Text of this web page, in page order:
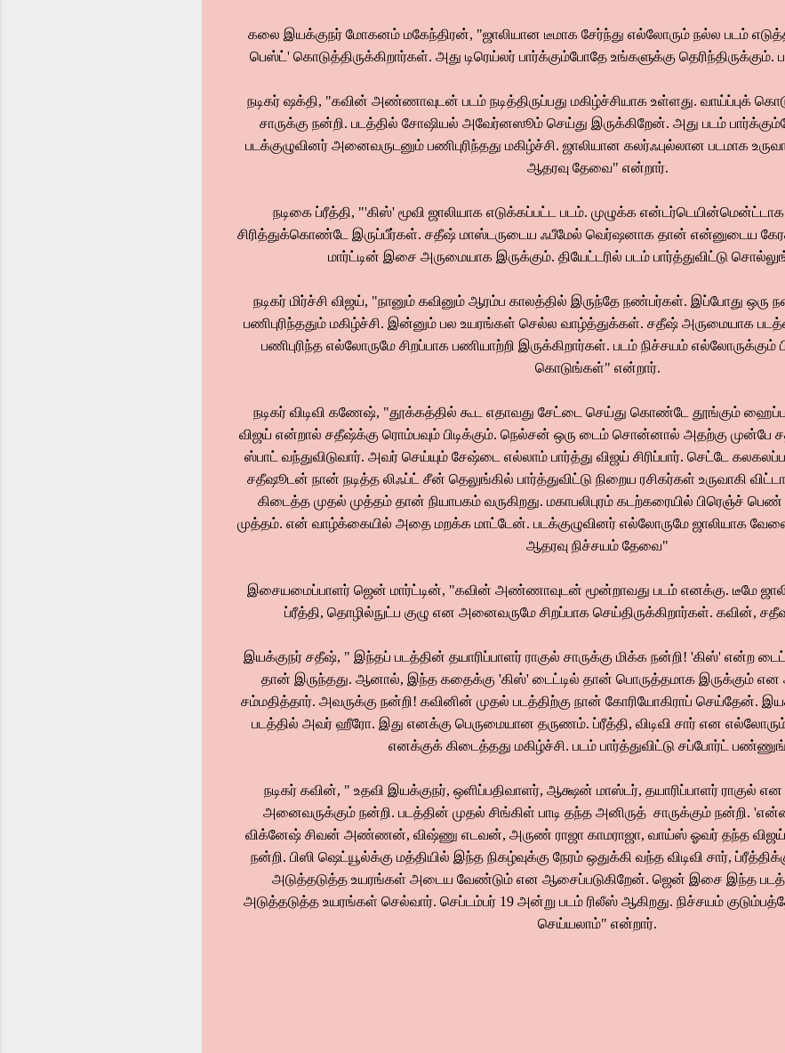
கலை இயக்குநர் மோகனம் மகேந்திரன், "ஜாலியான டீமாக சேர்ந்து எல்லோரும் நல்ல படம்
பெஸ்ட்' கொடுத்திருக்கிறார்கள். அது டிரெய்லர் பார்க்கும்போதே உங்களுக்கு தெரிந்திருக்கும்.
நடிகர் ஷக்தி, "கவின் அண்ணாவுடன் படம் நடித்திருப்பது மகிழ்ச்சியாக உள்ளது.
சாருக்கு நன்றி. படத்தில் சோஷியல் அவேர்னஸூம் செய்து இருக்கிறேன். அது படம்
படக்குழுவினர் அனைவருடனும் பணிபுரிந்தது மகிழ்ச்சி. ஜாலியான கலர்ஃபுல்லான படமாக
ஆதரவு தேவை" என்றார்.
நடிகை ப்ரீத்தி, "'கிஸ்' மூவி ஜாலியாக எடுக்கப்பட்ட படம். முழுக்க
சிரித்துக்கொண்டே இருப்பீர்கள். சதீஷ் மாஸ்டருடைய ஃபீமேல் வெர்ஷனாக தான் என்னுடைய
மார்ட்டின் இசை அருமையாக இருக்கும். தியேட்டரில் படம் பார்த்துவிட்டு
நடிகர் மிர்ச்சி விஜய், "நானும் கவினும் ஆரம்ப காலத்தில் இருந்தே நண்பர்கள். இப்போது
பணிபுரிந்ததும் மகிழ்ச்சி. இன்னும் பல உயரங்கள் செல்ல வாழ்த்துக்கள். சதீஷ் அருமையாக
பணிபுரிந்த எல்லோருமே சிறப்பாக பணியாற்றி இருக்கிறார்கள். படம் நிச்சயம்
கொடுங்கள்" என்றார்.
நடிகர் விடிவி கணேஷ், "தூக்கத்தில் கூட எதாவது சேட்டை செய்து கொண்டே தூங்கும்
விஜய் என்றால் சதீஷ்க்கு ரொம்பவும் பிடிக்கும். நெல்சன் ஒரு டைம் சொன்னால் அதற்கு முன்பே
ஸ்பாட் வந்துவிடுவார். அவர் செய்யும் சேஷ்டை எல்லாம் பார்த்து விஜய் சிரிப்பார். செட்டே
சதீஷூடன் நான் நடித்த லிஃப்ட் சீன் தெலுங்கில் பார்த்துவிட்டு நிறைய ரசிகர்கள் உருவாகி
கிடைத்த முதல் முத்தம் தான் நியாபகம் வருகிறது. மகாபலிபுரம் கடற்கரையில் பிரெஞ்ச் பெண்
முத்தம். என் வாழ்க்கையில் அதை மறக்க மாட்டேன். படக்குழுவினர் எல்லோருமே ஜாலியாக வேலை
ஆதரவு நிச்சயம் தேவை"
இசையமைப்பாளர் ஜென் மார்ட்டின், "கவின் அண்ணாவுடன் மூன்றாவது படம் எனக்கு. டீமே
ப்ரீத்தி, தொழில்நுட்ப குழு என அனைவருமே சிறப்பாக செய்திருக்கிறார்கள். கவின்,
இயக்குநர் சதீஷ், " இந்தப் படத்தின் தயாரிப்பாளர் ராகுல் சாருக்கு மிக்க நன்றி! 'கிஸ்' என்ற
தான் இருந்தது. ஆனால், இந்த கதைக்கு 'கிஸ்' டைட்டில் தான் பொருத்தமாக இருக்கும் என
சம்மதித்தார். அவருக்கு நன்றி! கவினின் முதல் படத்திற்கு நான் கோரியோகிராப் செய்தேன்.
படத்தில் அவர் ஹீரோ. இது எனக்கு பெருமையான தருணம். ப்ரீத்தி, விடிவி சார் என
எனக்குக் கிடைத்தது மகிழ்ச்சி. படம் பார்த்துவிட்டு சப்போர்ட்
நடிகர் கவின், " உதவி இயக்குநர், ஒளிப்பதிவாளர், ஆக்ஷன் மாஸ்டர், தயாரிப்பாளர் ராகுல் என
அனைவருக்கும் நன்றி. படத்தின் முதல் சிங்கிள் பாடி தந்த அனிருத் சாருக்கும் நன்றி.
விக்னேஷ் சிவன் அண்ணன், விஷ்ணு எடவன், அருண் ராஜா காமராஜா, வாய்ஸ் ஓவர் தந்த விஜய்
நன்றி. பிஸி ஷெட்யூல்க்கு மத்தியில் இந்த நிகழ்வுக்கு நேரம் ஒதுக்கி வந்த விடிவி சார்,
அடுத்தடுத்த உயரங்கள் அடைய வேண்டும் என ஆசைப்படுகிறேன். ஜென் இசை இந்த
அடுத்தடுத்த உயரங்கள் செல்வார். செப்டம்பர் 19 அன்று படம் ரிலீஸ் ஆகிறது. நிச்சயம்
செய்யலாம்" என்றார்.